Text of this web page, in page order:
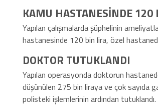
KAMU HASTANESİNDE
Yapılan çalışmalarda şüphelinin
hastanesinde 120 bin lira, özel
DOKTOR TUTUKLANDI
Yapılan operasyonda doktorun
düşünülen 275 bin liraya ve çok sayıda
polisteki işlemlerinin ardından tutuklandı.